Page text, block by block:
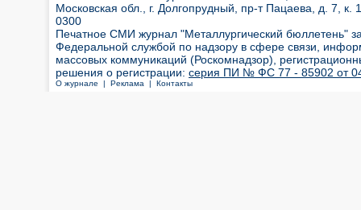
Московская обл., г. Долгопрудный, пр-т Пацаева, д. 7,
0300
Печатное СМИ журнал "Металлургический бюллетень"
Федеральной службой по надзору в сфере связи,
массовых коммуникаций (Роскомнадзор),
решения о регистрации: серия ПИ № ФС 77 - 85902 от 04
О журнале | Реклама | Контакты